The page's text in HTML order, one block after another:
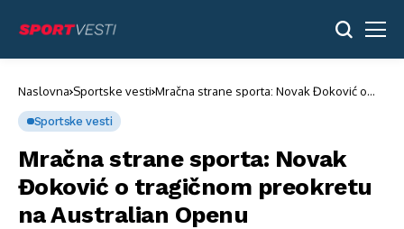
Naslovna Sportske vesti Mračna strane sporta: Novak Đoković o
Sportske vesti
Mračna strane sporta: Novak
Đoković o tragičnom preokretu
na Australian Openu